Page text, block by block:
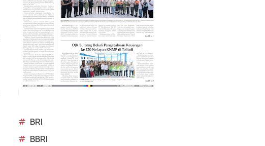
# BRI
# BBRI